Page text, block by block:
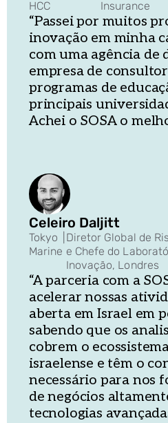
HCC
Insurance
“Passei por muitos
inovação em minha
com uma agência de
empresa de
programas de
principais
Achei o SOSA o
Celeiro Daljitt
Tokyo
Marine
Diretor Global de
e Chefe do
Inovação, Londres
“A parceria com a
acelerar nossas
aberta em Israel em
sabendo que os
cobrem o
israelense e têm o
necessário para nos
de negócios
tecnologias